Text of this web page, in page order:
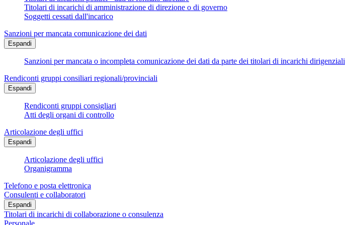
Titolari di incarichi di amministrazione di direzione o di governo
Soggetti cessati dall'incarico
Sanzioni per mancata comunicazione dei dati
Espandi
Sanzioni per mancata o incompleta comunicazione dei dati da parte dei titolari di incarichi dirigenziali
Rendiconti gruppi consiliari regionali/provinciali
Espandi
Rendiconti gruppi consigliari
Atti degli organi di controllo
Articolazione degli uffici
Espandi
Articolazione degli uffici
Organigramma
Telefono e posta elettronica
Consulenti e collaboratori
Espandi
Titolari di incarichi di collaborazione o consulenza
Personale